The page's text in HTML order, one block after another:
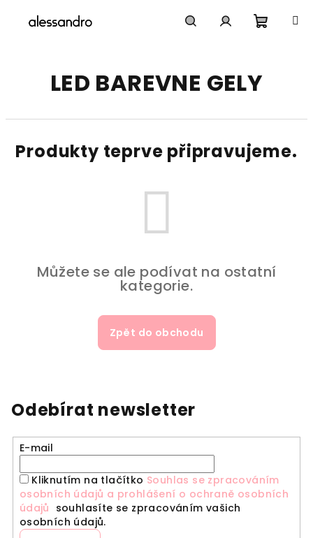
košík
LED BAREVNE GELY
Produkty teprve připravujeme.
Můžete se ale podívat na ostatní
kategorie.
Zpět do obchodu
Odebírat newsletter
E-mail
Kliknutím na tlačítko Souhlas se zpracováním
osobních údajů a prohlášení o ochraně osobních
údajů souhlasíte se zpracováním vašich
osobních údajů.